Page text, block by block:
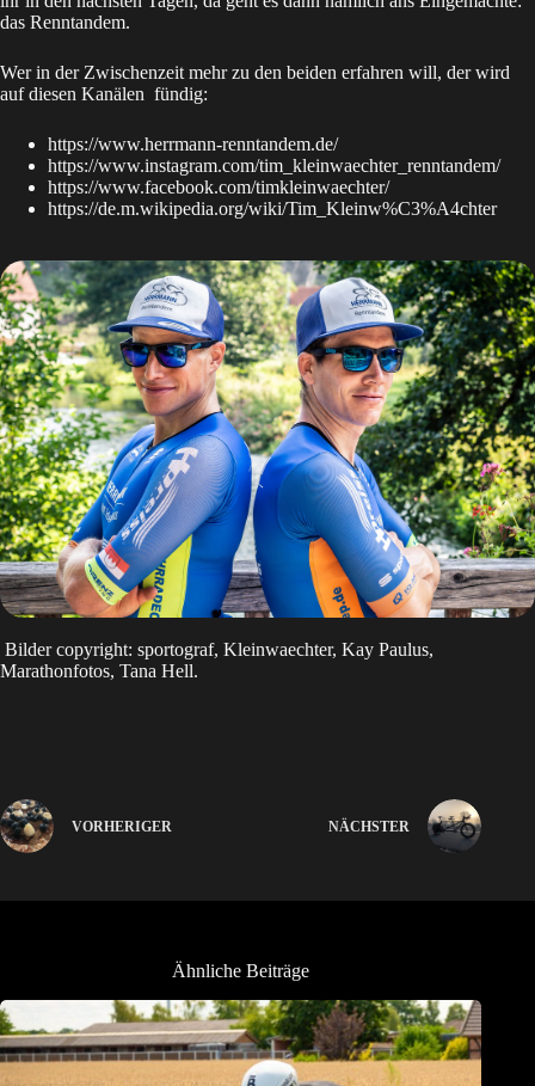
das Renntandem.
Wer in der Zwischenzeit mehr zu den beiden erfahren will, der wird
auf diesen Kanälen fündig:
https://www.herrmann-renntandem.de/
https://www.instagram.com/tim_kleinwaechter_renntandem/
https://www.facebook.com/timkleinwaechter/
https://de.m.wikipedia.org/wiki/Tim_Kleinw%C3%A4chter
Bilder copyright: sportograf, Kleinwaechter, Kay Paulus,
Marathonfotos, Tana Hell.
VORHERIGER NÄCHSTER
Ähnliche Beiträge